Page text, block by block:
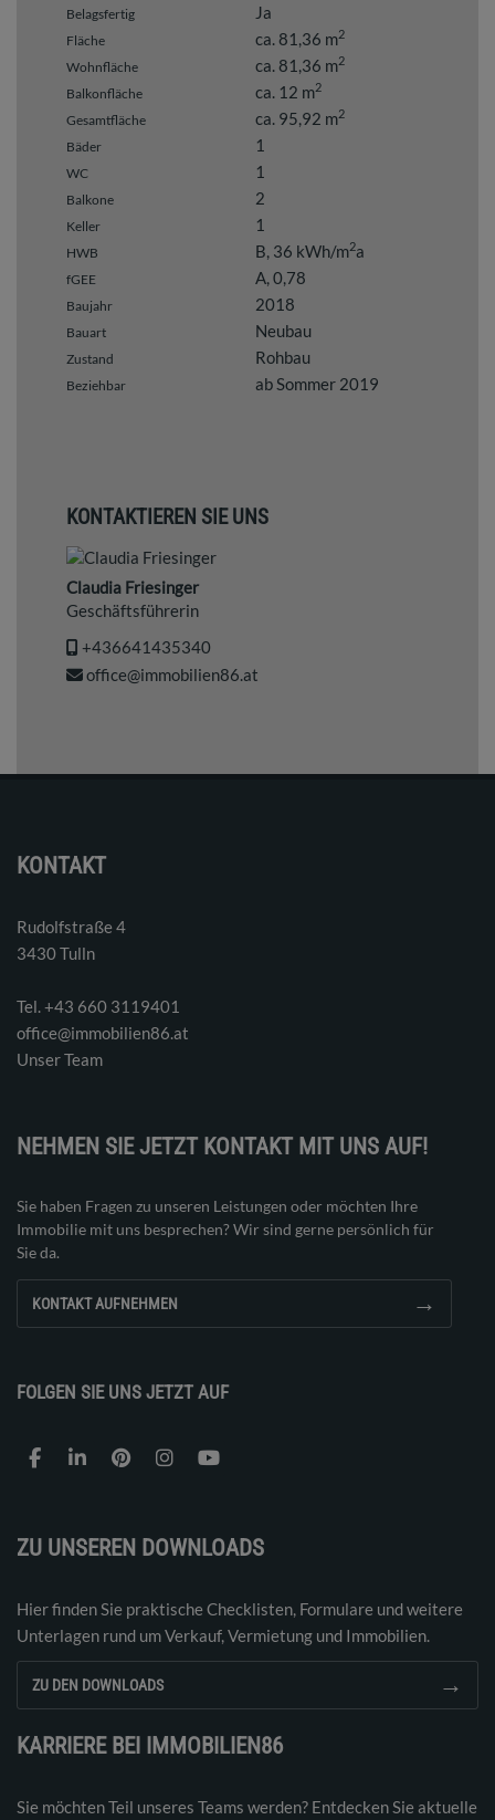
Belagsfertig Ja
Fläche ca. 81,36 m2
Wohnfläche ca. 81,36 m2
Balkonfläche ca. 12 m2
Gesamtfläche ca. 95,92 m2
Bäder 1
WC 1
Balkone 2
Keller 1
HWB B, 36 kWh/m2a
fGEE A, 0,78
Baujahr 2018
Bauart Neubau
Zustand Rohbau
Beziehbar ab Sommer 2019
KONTAKTIEREN SIE UNS
Claudia Friesinger
Geschäftsführerin
+436641435340
office@immobilien86.at
KONTAKT
Rudolfstraße 4
3430 Tulln
Tel. ‭+43 660 3119401‬
office@immobilien86.at
Unser Team
NEHMEN SIE JETZT KONTAKT MIT UNS AUF!
Sie haben Fragen zu unseren Leistungen oder möchten Ihre
Immobilie mit uns besprechen? Wir sind gerne persönlich für
Sie da.
KONTAKT AUFNEHMEN →
FOLGEN SIE UNS JETZT AUF
ZU UNSEREN DOWNLOADS
Hier finden Sie praktische Checklisten, Formulare und weitere
Unterlagen rund um Verkauf, Vermietung und Immobilien.
ZU DEN DOWNLOADS →
KARRIERE BEI IMMOBILIEN86
Sie möchten Teil unseres Teams werden? Entdecken Sie aktuelle